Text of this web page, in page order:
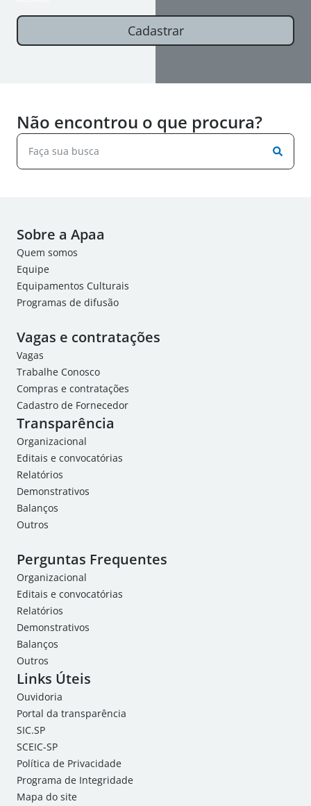
Cadastrar
Não encontrou o que procura?
Sobre a Apaa
Quem somos
Equipe
Equipamentos Culturais
Programas de difusão
Vagas e contratações
Vagas
Trabalhe Conosco
Compras e contratações
Cadastro de Fornecedor
Transparência
Organizacional
Editais e convocatórias
Relatórios
Demonstrativos
Balanços
Outros
Perguntas Frequentes
Organizacional
Editais e convocatórias
Relatórios
Demonstrativos
Balanços
Outros
Links Úteis
Ouvidoria
Portal da transparência
SIC.SP
SCEIC-SP
Política de Privacidade
Programa de Integridade
Mapa do site